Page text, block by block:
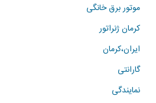
موتور برق خانگی
کرمان ژنراتور
ایران،کرمان
گارانتی
نمایندگی